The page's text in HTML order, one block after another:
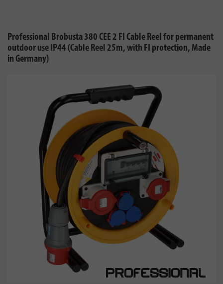
Professional Brobusta 380 CEE 2 FI Cable Reel for permanent
outdoor use IP44 (Cable Reel 25m, with FI protection, Made
in Germany)